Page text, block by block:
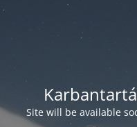
Site will be available